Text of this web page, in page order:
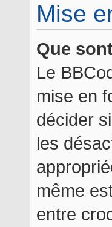
Mise
Que
Le
mise en
décider
les
même
entre